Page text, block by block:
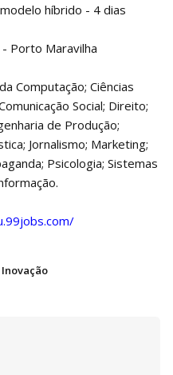
híbrido - 4 dias
Porto Maravilha
Computação; Ciências
Social; Direito;
de Produção;
Jornalismo; Marketing;
Psicologia; Sistemas
Inovação